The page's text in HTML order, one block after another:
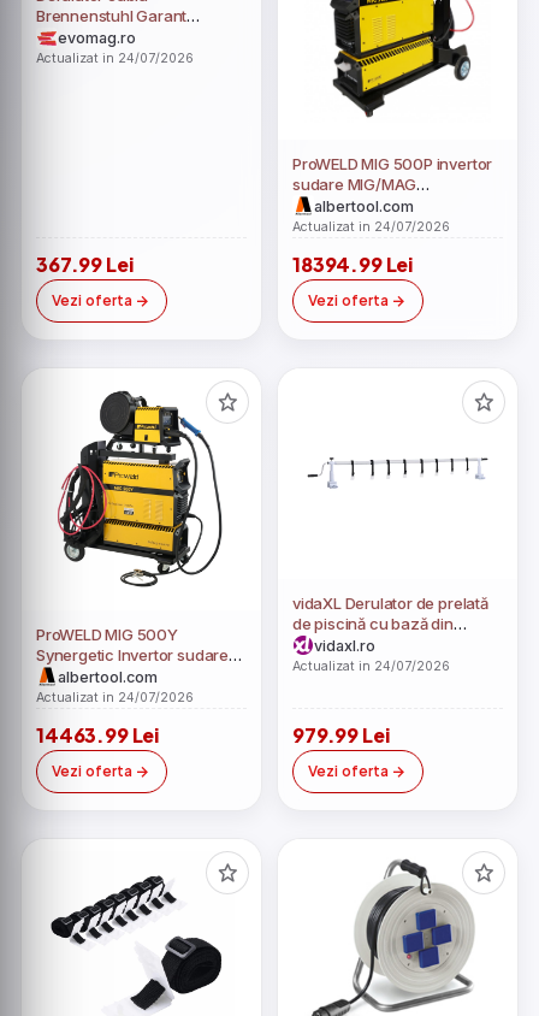
Brennenstuhl Garant
157249, IP44, 25m
(Rosu/Negru)
evomag.ro
Actualizat in 24/07/2026
367.99 Lei
Vezi oferta
ProWELD MIG 500P invertor
sudare MIG/MAG
profesional, racire cu lichid,
derulator detasabil, sudura
albertool.com
Actualizat in 24/07/2026
18394.99 Lei
Vezi oferta
ProWELD MIG 500Y
Synergetic Invertor sudare
profesional MIG/MAG, MMA,
Lift TIG + derulator detasabil
albertool.com
Actualizat in 24/07/2026
14463.99 Lei
Vezi oferta
vidaXL Derulator de prelată
de piscină cu bază din
plastic
vidaxl.ro
Actualizat in 24/07/2026
979.99 Lei
Vezi oferta